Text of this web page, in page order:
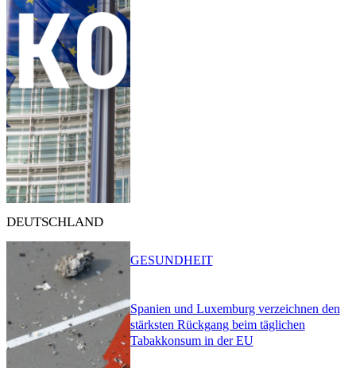
DEUTSCHLAND
Spanien und Luxemburg verzeichnen den
stärksten Rückgang beim täglichen
Tabakkonsum in der EU
GESUNDHEIT